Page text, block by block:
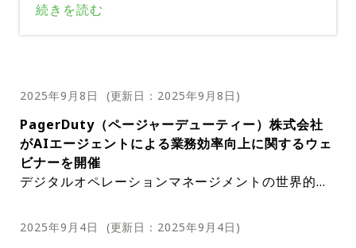
g Reportは、ユーザーの行動とエンゲージメ
ントに関する詳細なインサイトを提供するた
どのように利用し、どのような機能を使用し、
通知にどのように反応しているかを組織が理解
するのに役立つ。今後予定されている列タイト
ルの変更により、より正確で詳細なデータが提
供され、レポートの有効性がさらに高まること
が期待される。出典：PagerDuty
を開催する。同社はAIと自動化を活用して運用
プレーブックを再定義し、開発者が本番環境の
雑化と、AIを中核としたより高度なツールスタ
ェビナータイトル：Product Launch: AI and
Automation are Rewriting the Operations
Playbook・日時：日本時間2025年11月5日
（水）午前1:00・講演者：Davis Godbout（P
Director of Product）、Julia Nasser（Page
続きを読む
2025年9月8日 (更新日： 2025年9月8日 )
PagerDuty（ページャーデューティー）株式会社
がAIエージェントによる業務効率向上に関するウェ
ビナーを開催
デジタルオペレーションマネージメントの世界的リ
ー）は、2025年9月29日に最新のAIエージェントの
機能を紹介するZoomウェビナーを開催する。この
2025年9月4日 (更新日： 2025年9月4日 )